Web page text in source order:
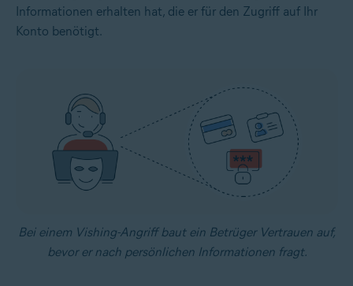
Informationen erhalten hat, die er für den Zugriff auf Ihr
Konto benötigt.
Bei einem Vishing-Angriff baut ein Betrüger Vertrauen auf,
bevor er nach persönlichen Informationen fragt.